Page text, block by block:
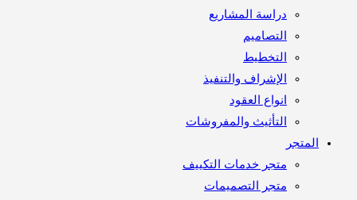
دراسة المشاريع
التصاميم
التخطيط
الإشراف والتنفيذ
انواع العقود
التأثيث والمفروشات
متجر خدمات التكييف
متجر التصميمات